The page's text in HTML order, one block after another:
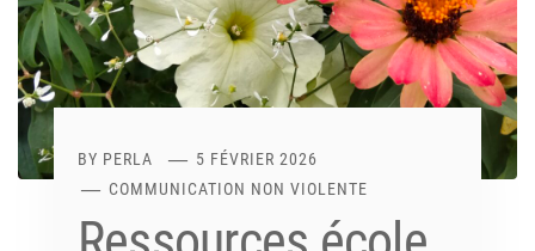
BY PERLA
5 FÉVRIER 2026
COMMUNICATION NON VIOLENTE